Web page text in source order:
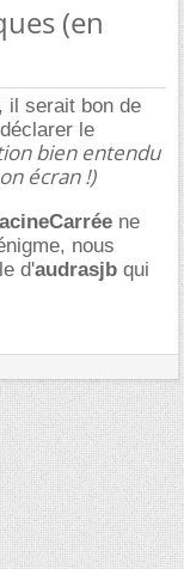
(en
il serait bon de
le
bien entendu
écran !)
ne
nous
d'audrasjb qui